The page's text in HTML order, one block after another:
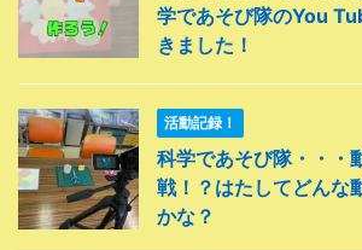
学であそび隊のYou
きました！
活動記録！
科学であそび隊・・・
戦！？はたしてどんな
かな？